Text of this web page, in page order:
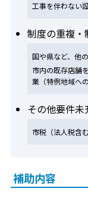
工事を伴わない
制度の重複・
国や県など、他
市内の既存店舗
業（特例地域へ
その他要件未
市税（法人税含
補助内容